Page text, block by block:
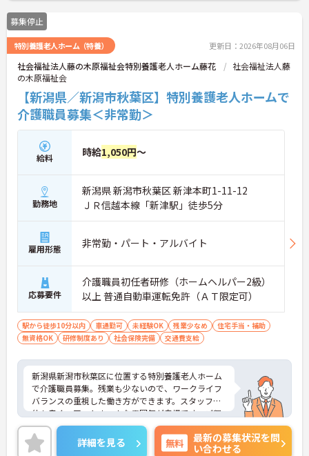
募集停止
特別養護老人ホーム（特養） 更新日：2026年08月06日
社会福祉法人藤の木原福祉会特別養護老人ホーム藤花
社会福祉法人藤
の木原福祉会
【新潟県／新潟市秋葉区】特別養護老人ホームで
介護職員募集＜非常勤＞
給料 時給1,050円～
勤務地
新潟県 新潟市秋葉区 新津本町1-11-12
ＪＲ信越本線「新津駅」徒歩5分
雇用形態 非常勤・パート・アルバイト
応募要件
介護職員初任者研修（ホームヘルパー2級）
以上 普通自動車運転免許（ＡＴ限定可）
駅から徒歩10分以内 車通勤可 未経験OK 残業少なめ
住宅手当・補助
無資格OK
研修制度あり 社会保険完備 交通費支給
新潟県新潟市秋葉区に位置する特別養護老人ホーム
で介護職員募集。残業も少ないので、ワークライフ
バランスの重視した働き方ができます。スタッフの
仲も良く、アットホームな雰囲気が自慢です。ご興
味ある方には、面接対策ポイントなど、詳細をお話
しいたしますのでお気軽にご相談ください。
詳細を見る 無料
最新の募集状況を問
い合わせる